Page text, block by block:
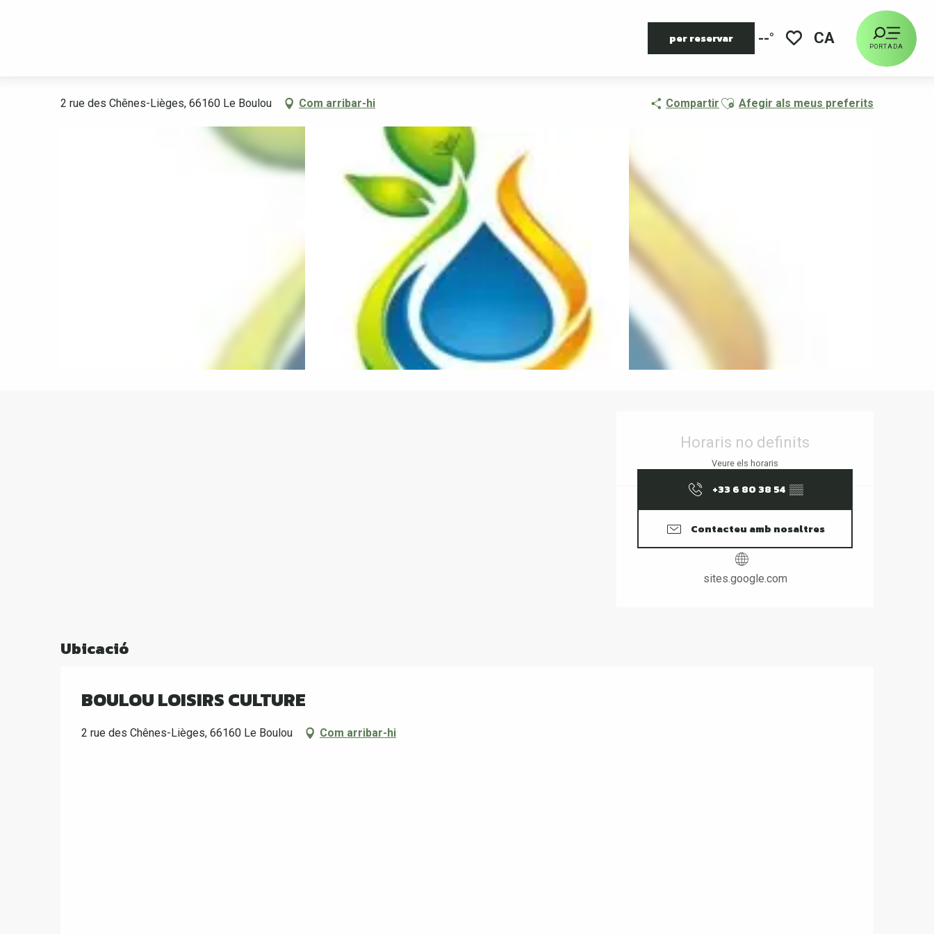
--°
per reservar CA PORTADA
2 rue des Chênes-Lièges, 66160 Le Boulou Com arribar-hi Compartir Ajouter aux favoris
Afegir als meus preferits
Horaris i dades de
Horaris no definits
Veure els horaris
+33 6 80 38 54 ▒▒
Contacteu amb nosaltres
sites.google.com
Ubicació
BOULOU LOISIRS CULTURE
2 rue des Chênes-Lièges, 66160 Le Boulou Com arribar-hi